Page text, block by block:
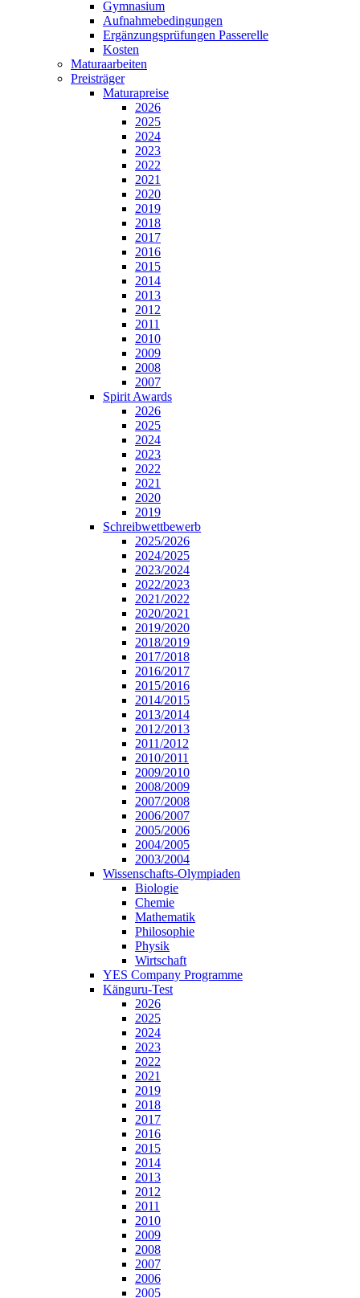
Gymnasium
Aufnahmebedingungen
Ergänzungsprüfungen Passerelle
Kosten
Maturaarbeiten
Preisträger
Maturapreise
2026
2025
2024
2023
2022
2021
2020
2019
2018
2017
2016
2015
2014
2013
2012
2011
2010
2009
2008
2007
Spirit Awards
2026
2025
2024
2023
2022
2021
2020
2019
Schreibwettbewerb
2025/2026
2024/2025
2023/2024
2022/2023
2021/2022
2020/2021
2019/2020
2018/2019
2017/2018
2016/2017
2015/2016
2014/2015
2013/2014
2012/2013
2011/2012
2010/2011
2009/2010
2008/2009
2007/2008
2006/2007
2005/2006
2004/2005
2003/2004
Wissenschafts-Olympiaden
Biologie
Chemie
Mathematik
Philosophie
Physik
Wirtschaft
YES Company Programme
Känguru-Test
2026
2025
2024
2023
2022
2021
2019
2018
2017
2016
2015
2014
2013
2012
2011
2010
2009
2008
2007
2006
2005